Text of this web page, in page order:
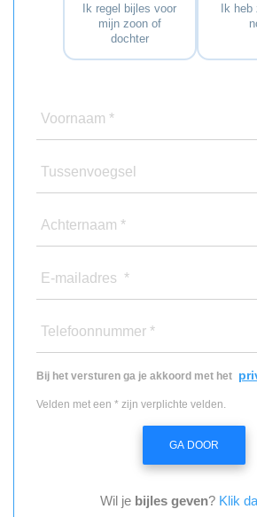
Ik regel bijles voor
mijn zoon of
dochter
Ik
Voornaam *
Tussenvoegsel
Achternaam *
E-mailadres *
Telefoonnummer *
Bij het versturen ga je akkoord met het
Velden met een * zijn verplichte velden.
GA DOOR
Wil je bijles geven? Klik